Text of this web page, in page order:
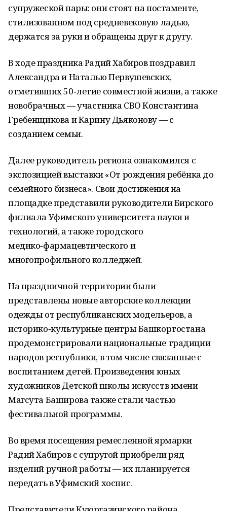
супружеской пары: они стоят на постаменте,
стилизованном под средневековую ладью,
держатся за руки и обращены друг к другу.
В ходе праздника Радий Хабиров поздравил
Александра и Наталью Первушевских,
отметивших 50‑летие совместной жизни, а также
новобрачных — участника СВО Константина
Гребенщикова и Карину Дьяконову — с
созданием семьи.
Далее руководитель региона ознакомился с
экспозицией выставки «От рождения ребёнка до
семейного бизнеса». Свои достижения на
площадке представили руководители Бирского
филиала Уфимского университета науки и
технологий, а также городского
медико‑фармацевтического и
многопрофильного колледжей.
На праздничной территории были
представлены новые авторские коллекции
одежды от республиканских модельеров, а
историко‑культурные центры Башкортостана
продемонстрировали национальные традиции
народов республики, в том числе связанные с
воспитанием детей. Произведения юных
художников Детской школы искусств имени
Магсута Баширова также стали частью
фестивальной программы.
Во время посещения ремесленной ярмарки
Радий Хабиров с супругой приобрели ряд
изделий ручной работы — их планируется
передать в Уфимский хоспис.